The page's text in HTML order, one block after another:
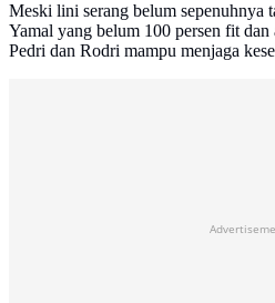
Meski lini serang belum sepenuhnya
Yamal yang belum 100 persen fit
Pedri dan Rodri mampu menjaga